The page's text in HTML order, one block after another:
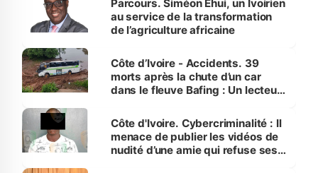
Parcours. Siméon Ehui, un Ivoirien
au service de la transformation
de l’agriculture africaine
Côte d’Ivoire - Accidents. 39
morts après la chute d’un car
dans le fleuve Bafing : Un lecteur
des Transports
Côte d'Ivoire. Cybercriminalité : Il
menace de publier les vidéos de
nudité d’une amie qui refuse ses